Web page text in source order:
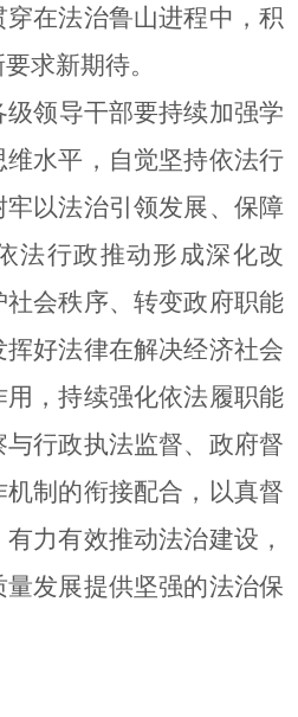
穿在法治鲁山进程中，积
求新期待。
级领导干部要持续加强学
水平，自觉坚持依法行
以法治引领发展、保障
法行政推动形成深化改
会秩序、转变政府职能
好法律在解决经济社会
，持续强化依法履职能
行政执法监督、政府督
制的衔接配合，以真督
力有效推动法治建设，
发展提供坚强的法治保